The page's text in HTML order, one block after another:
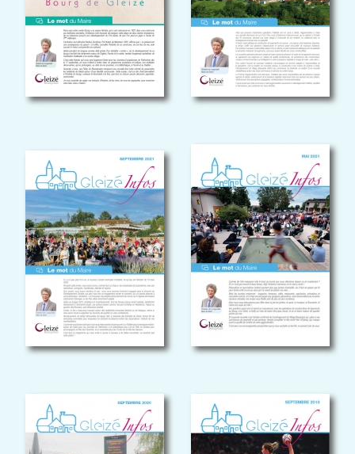
GLEIZÉ INFOS
Septembre 2020
GLEIZÉ INFOS
Septembre 2019